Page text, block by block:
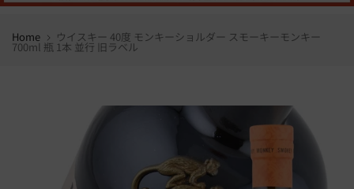
Home ウイスキー 40度 モンキーショルダー スモーキーモンキー
700ml 瓶 1本 並行 旧ラベル